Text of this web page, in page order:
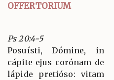
OFFERTORIUM
Ps 20:4-5
Posuísti, Dómine, in
cápite ejus corónam de
lápide pretióso: vitam